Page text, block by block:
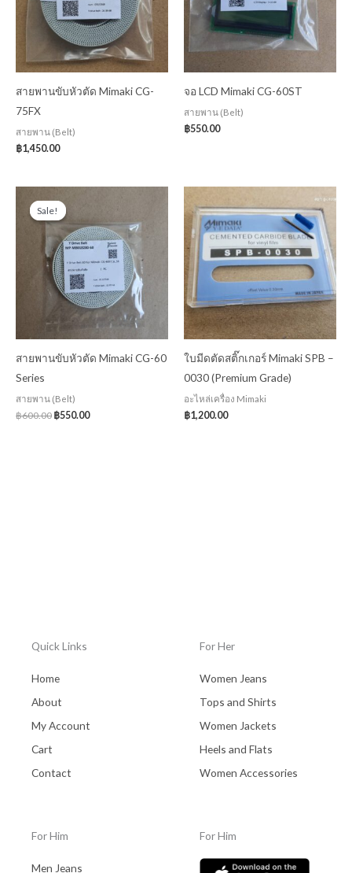
สายพานขับหัวตัด Mimaki CG-
75FX
สายพาน (ฺBelt)
฿1,450.00
จอ LCD Mimaki CG-60ST
สายพาน (ฺBelt)
฿550.00
Sale!
Sale!
สายพานขับหัวตัด Mimaki CG-60
Series
สายพาน (ฺBelt)
฿600.00
price
was:
฿600.00.
฿550.00
฿550.00.
ใบมีดตัดสติ๊กเกอร์ Mimaki SPB –
0030 (Premium Grade)
อะไหล่เครื่อง Mimaki
฿1,200.00
Quick Links
Home
About
My Account
Cart
Contact
For Her
Women Jeans
Tops and Shirts
Women Jackets
Heels and Flats
Women Accessories
For Him
Men Jeans
For Him